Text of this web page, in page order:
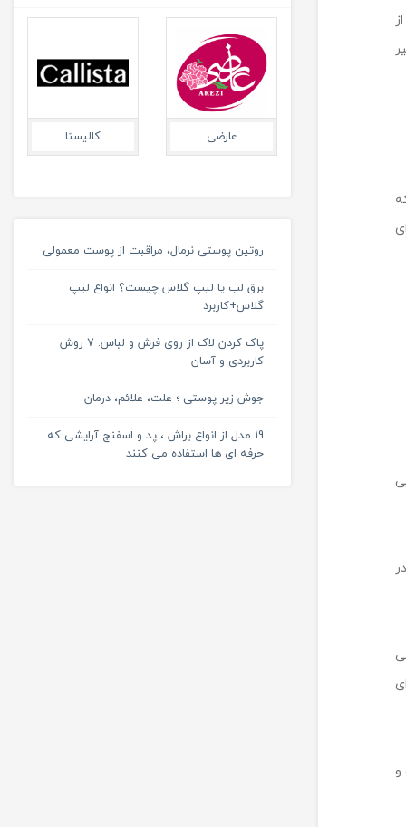
و
جی تریزا
روتین پوستی نرمال، مراقبت از پوست معمولی
برق لب یا لیپ گلاس چیست؟ انواع لیپ
گلاس+کاربرد
پاک کردن لاک از روی فرش و لباس: 7 روش
کاربردی و آسان
جوش زیر پوستی ؛ علت، علائم، درمان
19 مدل از انواع براش ، پد و اسفنج آرایشی که
حرفه ای ها استفاده می کنند